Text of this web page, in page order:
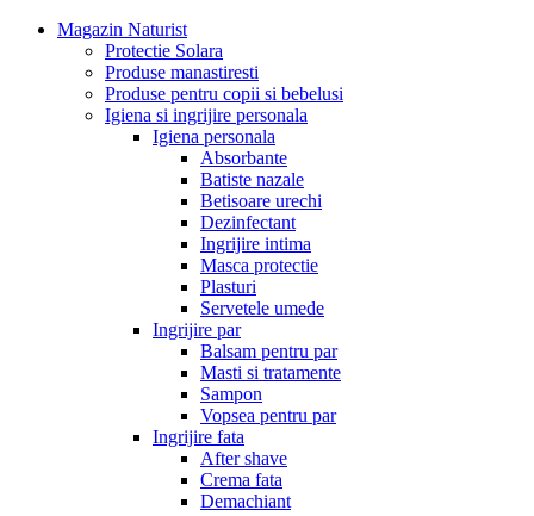
Magazin Naturist
Protectie Solara
Produse manastiresti
Produse pentru copii si bebelusi
Igiena si ingrijire personala
Igiena personala
Absorbante
Batiste nazale
Betisoare urechi
Dezinfectant
Ingrijire intima
Masca protectie
Plasturi
Servetele umede
Ingrijire par
Balsam pentru par
Masti si tratamente
Sampon
Vopsea pentru par
Ingrijire fata
After shave
Crema fata
Demachiant